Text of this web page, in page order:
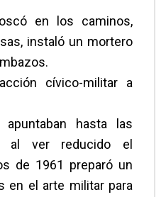
en los caminos,
instaló un mortero
cívico-militar a
hasta las
al ver reducido el
de 1961 preparó un
en el arte militar para